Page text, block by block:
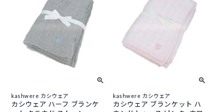
kashwere カシウェア
カシウェア ハーフ ブランケ
kashwere カシウェア
カシウェア ブランケット ハ